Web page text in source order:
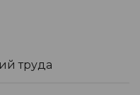
труда